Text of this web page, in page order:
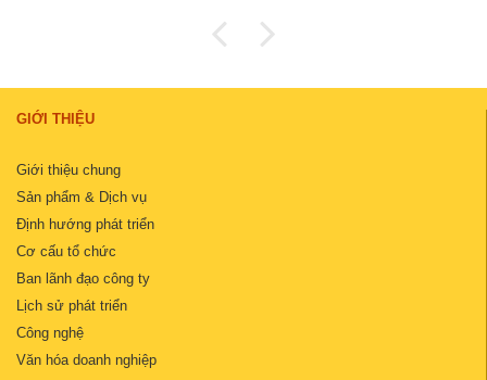
GIỚI THIỆU
Giới thiệu chung
Sản phẩm & Dịch vụ
Định hướng phát triển
Cơ cấu tổ chức
Ban lãnh đạo công ty
Lịch sử phát triển
Công nghệ
Văn hóa doanh nghiệp